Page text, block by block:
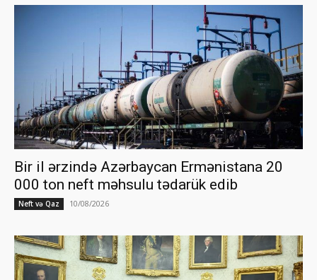
Bir il ərzində Azərbaycan Ermənistana 20
000 ton neft məhsulu tədarük edib
Neft və Qaz 10/08/2026